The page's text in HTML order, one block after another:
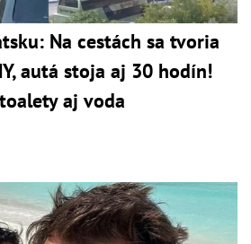
Na cestách sa tvoria
autá stoja aj 30 hodín!
aj voda